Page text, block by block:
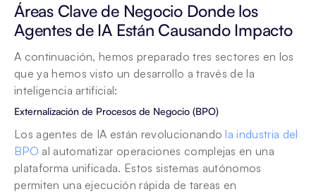
Áreas Clave de Negocio Donde los
Agentes de IA Están Causando Impacto
A continuación, hemos preparado tres sectores en los
que ya hemos visto un desarrollo a través de la
inteligencia artificial:
Externalización de Procesos de Negocio (BPO)
Los agentes de IA están revolucionando la industria del
BPO al automatizar operaciones complejas en una
plataforma unificada. Estos sistemas autónomos
permiten una ejecución rápida de tareas en